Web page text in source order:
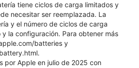
tiene ciclos de carga limitados y
necesitar ser reemplazada. La
y el número de ciclos de carga
y la configuración. Para obtener más
batteries y
por Apple en julio de 2025 con